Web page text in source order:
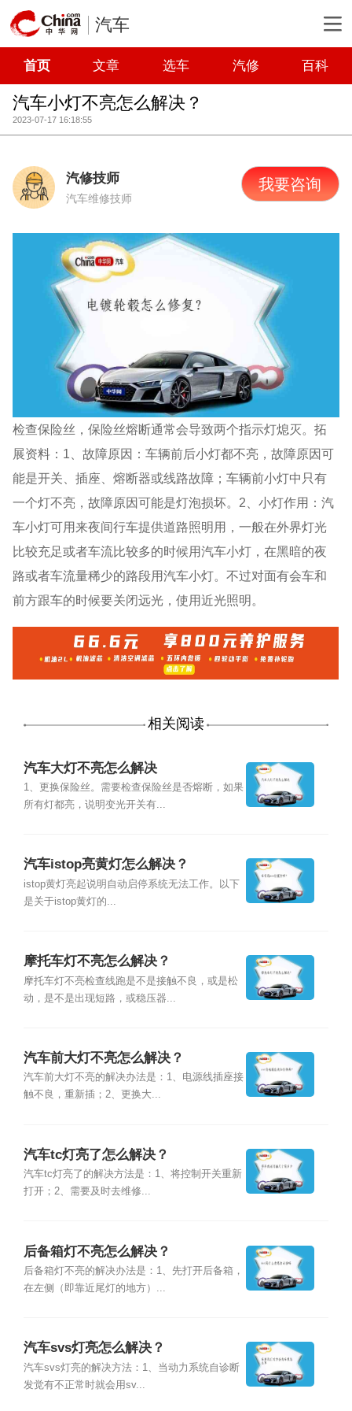
汽车
首页 文章 选车 汽修 百科
汽车小灯不亮怎么解决？
2023-07-17 16:18:55
汽修技师
汽车维修技师
我要咨询
检查保险丝，保险丝熔断通常会导致两个指示灯熄灭。拓
展资料：1、故障原因：车辆前后小灯都不亮，故障原因可
能是开关、插座、熔断器或线路故障；车辆前小灯中只有
一个灯不亮，故障原因可能是灯泡损坏。2、小灯作用：汽
车小灯可用来夜间行车提供道路照明用，一般在外界灯光
比较充足或者车流比较多的时候用汽车小灯，在黑暗的夜
路或者车流量稀少的路段用汽车小灯。不过对面有会车和
前方跟车的时候要关闭远光，使用近光照明。
相关阅读
汽车大灯不亮怎么解决
1、更换保险丝。需要检查保险丝是否熔断，如果
所有灯都亮，说明变光开关有...
汽车istop亮黄灯怎么解决？
istop黄灯亮起说明自动启停系统无法工作。以下
是关于istop黄灯的...
摩托车灯不亮怎么解决？
摩托车灯不亮检查线跑是不是接触不良，或是松
动，是不是出现短路，或稳压器...
汽车前大灯不亮怎么解决？
汽车前大灯不亮的解决办法是：1、电源线插座接
触不良，重新插；2、更换大...
汽车tc灯亮了怎么解决？
汽车tc灯亮了的解决方法是：1、将控制开关重新
打开；2、需要及时去维修...
后备箱灯不亮怎么解决？
后备箱灯不亮的解决办法是：1、先打开后备箱，
在左侧（即靠近尾灯的地方）...
汽车svs灯亮怎么解决？
汽车svs灯亮的解决方法：1、当动力系统自诊断
发觉有不正常时就会用sv...